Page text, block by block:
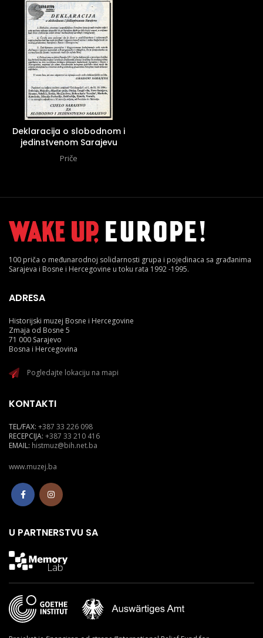
Deklaracija o slobodnom i
jedinstvenom Sarajevu
Priče
100 priča o međunarodnoj solidarnosti grupa i pojedinaca sa građanima
Sarajeva i Bosne i Hercegovine u toku rata 1992 -1995.
ADRESA
Historijski muzej Bosne i Hercegovine
Zmaja od Bosne 5
71 000 Sarajevo
Bosna i Hercegovina
Pogledajte lokaciju na mapi
KONTAKTI
TEL/FAX: +387 33 226 098
RECEPCIJA: +387 33 210 416
EMAIL: histmuz@bih.net.ba
www.muzej.ba
U PARTNERSTVU SA